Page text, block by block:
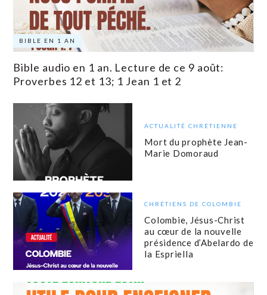
BIBLE EN 1 AN
Bible audio en 1 an. Lecture de ce 9 août:
Proverbes 12 et 13; 1 Jean 1 et 2
ACTUALITÉ CHRÉTIENNE
Mort du prophète Jean-
Marie Domoraud
CHRÉTIENS DE COLOMBIE
Colombie, Jésus-Christ
au cœur de la nouvelle
présidence d’Abelardo de
la Espriella